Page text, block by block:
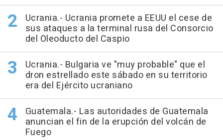
Ucrania.- Ucrania promete a EEUU el cese de
sus ataques a la terminal rusa del Consorcio
del Oleoducto del Caspio
Ucrania.- Bulgaria ve "muy probable" que el
dron estrellado este sábado en su territorio
era del Ejército ucraniano
Guatemala.- Las autoridades de Guatemala
anuncian el fin de la erupción del volcán de
Fuego